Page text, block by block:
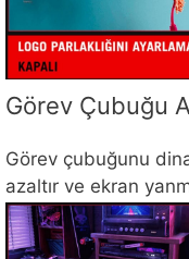
Görev Çubuğu
Görev çubuğunu
azaltır ve ekran